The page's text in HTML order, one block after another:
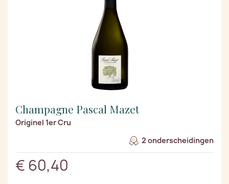
Champagne Pascal Mazet
Originel 1er Cru
2 onderscheidingen
€ 60,40